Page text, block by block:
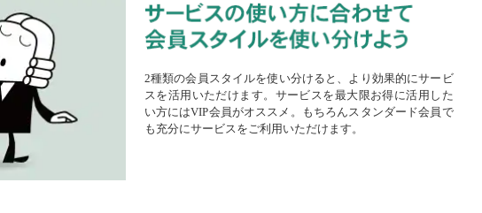
2種類の会員スタイルを使い分けると、より効果的にサービ
スを活用いただけます。サービスを最大限お得に活用した
い方にはVIP会員がオススメ。もちろんスタンダード会員で
も充分にサービスをご利用いただけます。